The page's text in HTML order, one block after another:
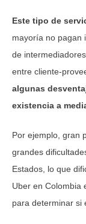
Este tipo de
mayoría no pagan
de
entre cliente-
algunas
existencia a
Por ejemplo, gran
grandes
Estados, lo que
Uber en Colombia
para determinar si